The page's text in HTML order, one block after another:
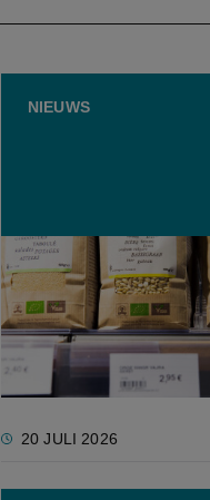
NIEUWS
Update van de Europese
bioregels: soepelere
weideplicht en nieuwe
importregels
20 JULI 2026